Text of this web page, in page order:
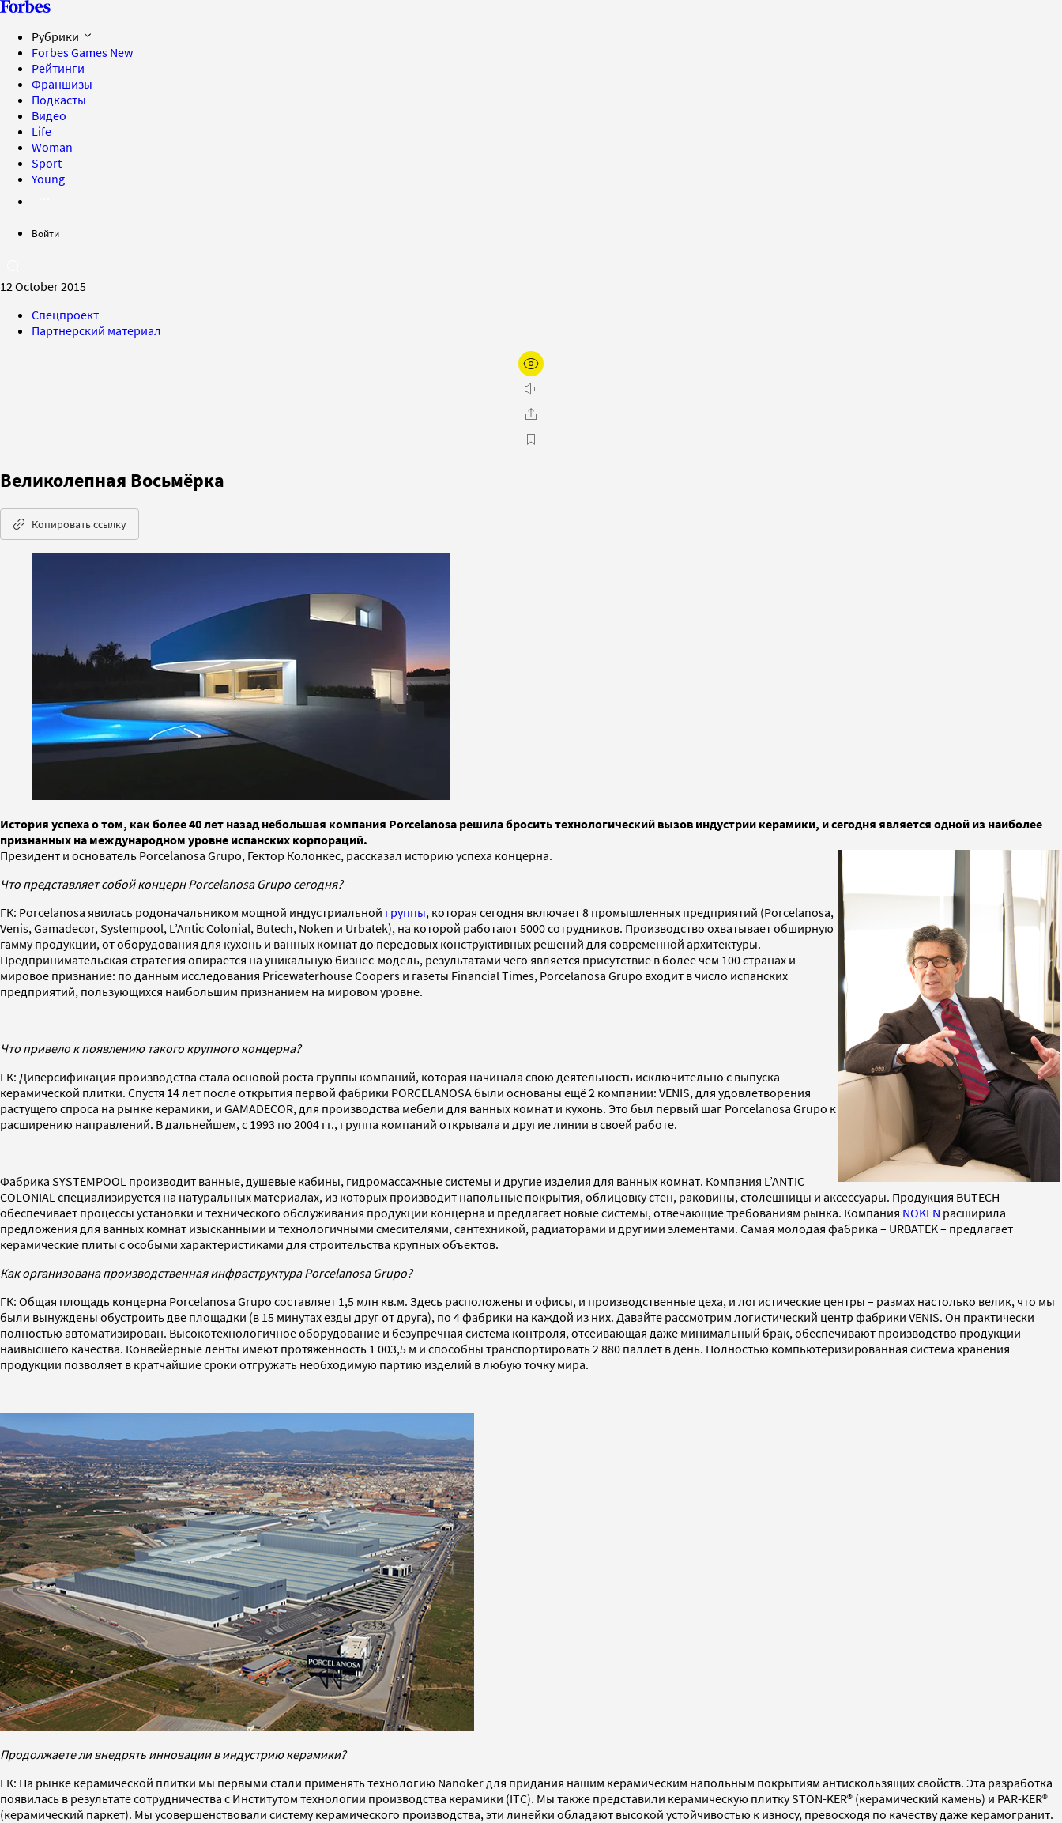
Рубрики
Forbes Games New
Рейтинги
Франшизы
Подкасты
Видео
Life
Woman
Sport
Young
Войти
12 October 2015
Спецпроект
Партнерский материал
Великолепная Восьмёрка
Копировать ссылку
История успеха о том, как более 40 лет назад небольшая компания Porcelanosa решила бросить технологический вызов индустрии керамики, и сегодня является одной из наиболее
признанных на международном уровне испанских корпораций.
Президент и основатель Porcelanosa Grupo, Гектор Колонкес, рассказал историю успеха концерна.
Что представляет собой концерн Porcelanosa Grupo сегодня?
ГК: Porcelanosa явилась родоначальником мощной индустриальной группы, которая сегодня включает 8 промышленных предприятий (Porcelanosa,
Venis, Gamadecor, Systempool, L’Antic Colonial, Butech, Noken и Urbatek), на которой работают 5000 сотрудников. Производство охватывает обширную
гамму продукции, от оборудования для кухонь и ванных комнат до передовых конструктивных решений для современной архитектуры.
Предпринимательская стратегия опирается на уникальную бизнес-модель, результатами чего является присутствие в более чем 100 странах и
мировое признание: по данным исследования Pricewaterhouse Coopers и газеты Financial Times, Porcelanosa Grupo входит в число испанских
предприятий, пользующихся наибольшим признанием на мировом уровне.
Что привело к появлению такого крупного концерна?
ГК: Диверсификация производства стала основой роста группы компаний, которая начинала свою деятельность исключительно с выпуска
керамической плитки. Спустя 14 лет после открытия первой фабрики PORCELANOSA были основаны ещё 2 компании: VENIS, для удовлетворения
растущего спроса на рынке керамики, и GAMADECOR, для производства мебели для ванных комнат и кухонь. Это был первый шаг Porcelanosa Grupo к
расширению направлений. В дальнейшем, с 1993 по 2004 гг., группа компаний открывала и другие линии в своей работе.
Фабрика SYSTEMPOOL производит ванные, душевые кабины, гидромассажные системы и другие изделия для ванных комнат. Компания L’ANTIC
COLONIAL специализируется на натуральных материалах, из которых производит напольные покрытия, облицовку стен, раковины, столешницы и аксессуары. Продукция BUTECH
обеспечивает процессы установки и технического обслуживания продукции концерна и предлагает новые системы, отвечающие требованиям рынка. Компания NOKEN расширила
предложения для ванных комнат изысканными и технологичными смесителями, сантехникой, радиаторами и другими элементами. Самая молодая фабрика – URBATEK – предлагает
керамические плиты с особыми характеристиками для строительства крупных объектов.
Как организована производственная инфраструктура Porcelanosa Grupo?
ГК: Общая площадь концерна Porcelanosa Grupo составляет 1,5 млн кв.м. Здесь расположены и офисы, и производственные цеха, и логистические центры – размах настолько велик, что мы
были вынуждены обустроить две площадки (в 15 минутах езды друг от друга), по 4 фабрики на каждой из них. Давайте рассмотрим логистический центр фабрики VENIS. Он практически
полностью автоматизирован. Высокотехнологичное оборудование и безупречная система контроля, отсеивающая даже минимальный брак, обеспечивают производство продукции
наивысшего качества. Конвейерные ленты имеют протяженность 1 003,5 м и способны транспортировать 2 880 паллет в день. Полностью компьютеризированная система хранения
продукции позволяет в кратчайшие сроки отгружать необходимую партию изделий в любую точку мира.
Продолжаете ли внедрять инновации в индустрию керамики?
ГК: На рынке керамической плитки мы первыми стали применять технологию Nanoker для придания нашим керамическим напольным покрытиям антискользящих свойств. Эта разработка
появилась в результате сотрудничества с Институтом технологии производства керамики (ITC). Мы также представили керамическую плитку STON-KER® (керамический камень) и PAR-KER®
(керамический паркет). Мы усовершенствовали систему керамического производства, эти линейки обладают высокой устойчивостью к износу, превосходя по качеству даже керамогранит.